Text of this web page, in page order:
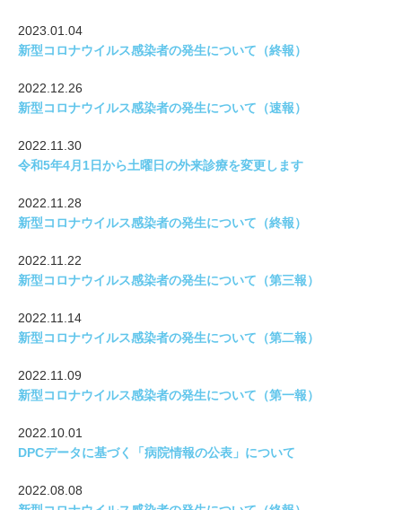
2023.01.04
新型コロナウイルス感染者の発生について（終報）
2022.12.26
新型コロナウイルス感染者の発生について（速報）
2022.11.30
令和5年4月1日から土曜日の外来診療を変更します
2022.11.28
新型コロナウイルス感染者の発生について（終報）
2022.11.22
新型コロナウイルス感染者の発生について（第三報）
2022.11.14
新型コロナウイルス感染者の発生について（第二報）
2022.11.09
新型コロナウイルス感染者の発生について（第一報）
2022.10.01
DPCデータに基づく「病院情報の公表」について
2022.08.08